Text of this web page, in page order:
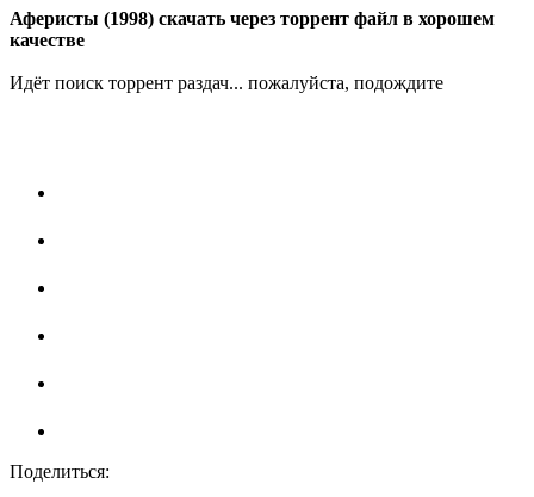
Аферисты (1998) скачать через торрент файл в хорошем
качестве
Идёт поиск торрент раздач... пожалуйста, подождите
Поделиться: